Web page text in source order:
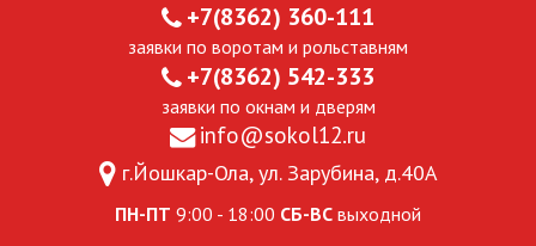
+7(8362) 360-111
заявки по воротам и рольставням
+7(8362) 542-333
заявки по окнам и дверям
info@sokol12.ru
г.Йошкар-Ола, ул. Зарубина, д.40А
ПН-ПТ 9:00 - 18:00 СБ-ВС выходной